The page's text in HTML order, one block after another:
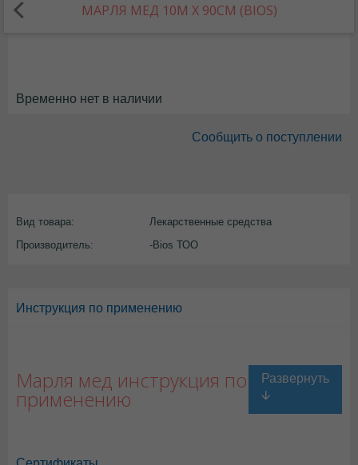
МАРЛЯ МЕД 10М Х 90СМ (BIOS)
Временно нет в наличии
Сообщить о поступлении
Вид товара:
Лекарственные средства
Производитель:
-Bios ТОО
Инструкция по применению
Марля мед инструкция по
применению